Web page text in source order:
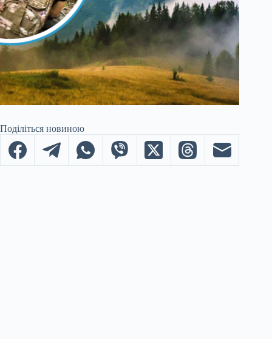
Поділіться новиною